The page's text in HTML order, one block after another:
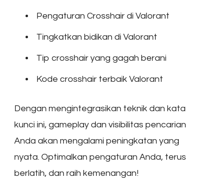
Pengaturan Crosshair di Valorant
Tingkatkan bidikan di Valorant
Tip crosshair yang gagah berani
Kode crosshair terbaik Valorant
Dengan mengintegrasikan teknik dan kata
kunci ini, gameplay dan visibilitas pencarian
Anda akan mengalami peningkatan yang
nyata. Optimalkan pengaturan Anda, terus
berlatih, dan raih kemenangan!